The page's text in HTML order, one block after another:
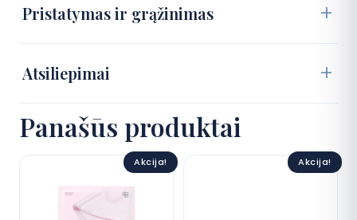
Pristatymas ir grąžinimas
Atsiliepimai
Panašūs produktai
Akcija! Akcija!